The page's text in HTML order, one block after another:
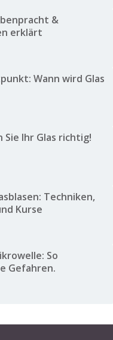
&
erklärt
Wann wird Glas
Sie Ihr Glas richtig!
Techniken,
Kurse
So
Gefahren.